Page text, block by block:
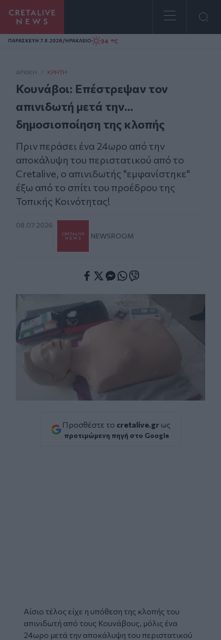
Homepage
ΠΑΡΑΣΚΕΥΗ 7.8.2026/ΗΡΑΚΛΕΙΟ 34 °C
ΑΡΧΙΚΗ / ΚΡΉΤΗ
Κουνάβοι: Επέστρεψαν τον
απινιδωτή μετά την...
δημοσιοποίηση της κλοπής
Πριν περάσει ένα 24ωρο από την
αποκάλυψη του περιστατικού από το
Cretalive, ο απινιδωτής "εμφανίστηκε"
έξω από το σπίτι του προέδρου της
Τοπικής Κοινότητας!
08.07.2026
NEWSROOM
Προσθέστε το cretalive.gr ως
προτιμώμενη πηγή στο Google
Αίσιο τέλος είχε η υπόθεση της κλοπής του
απινιδωτή από τους Κουνάβους, μόλις ένα
24ωρο μετά την αποκάλυψη του περιστατικού